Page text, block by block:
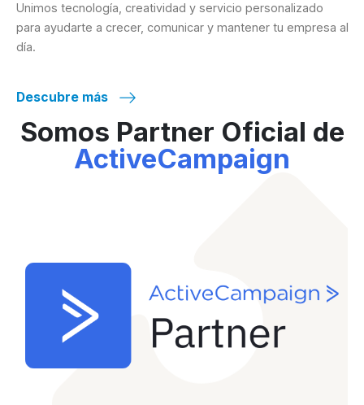
Unimos tecnología, creatividad y servicio personalizado
para ayudarte a crecer, comunicar y mantener tu empresa al
día.
Descubre más
Somos Partner Oficial de
ActiveCampaign